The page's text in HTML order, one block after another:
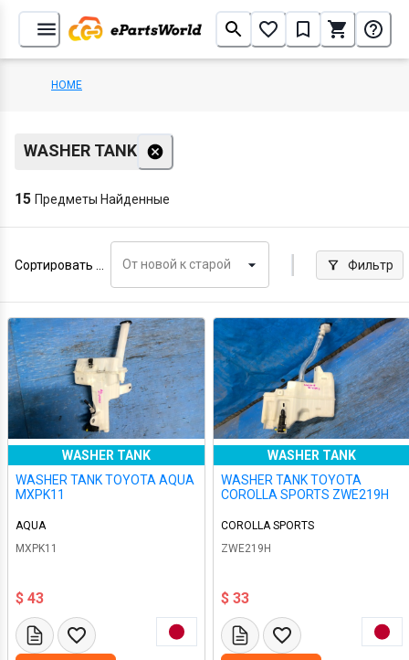
HOME
WASHER TANK
15 Предметы Найденные
От новой к старой Фильтр
WASHER TANK
WASHER TANK TOYOTA AQUA
MXPK11
AQUA
MXPK11
$ 43
WASHER TANK
WASHER TANK TOYOTA
COROLLA SPORTS ZWE219H
COROLLA SPORTS
ZWE219H
$ 33